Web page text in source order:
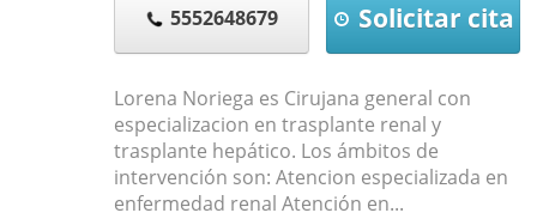
5552648679 Solicitar cita
Lorena Noriega es Cirujana general con
especializacion en trasplante renal y
trasplante hepático. Los ámbitos de
intervención son: Atencion especializada en
enfermedad renal Atención en...